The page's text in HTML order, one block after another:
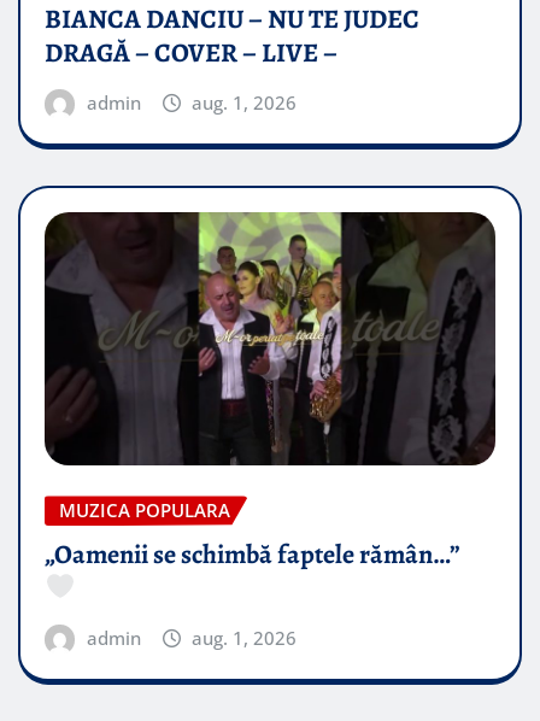
BIANCA DANCIU – NU TE JUDEC
DRAGĂ – COVER – LIVE –
admin aug. 1, 2026
MUZICA POPULARA
„Oamenii se schimbă faptele rămân…”
admin aug. 1, 2026